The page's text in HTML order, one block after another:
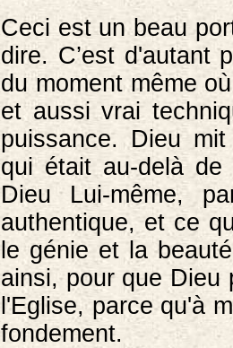
Ceci est un beau
dire. C’est d'autant
du moment même
et aussi vrai
puissance. Dieu
qui était au-delà
Dieu Lui-même,
authentique, et ce
le génie et la
ainsi, pour que Dieu
l'Eglise, parce qu'à
fondement.